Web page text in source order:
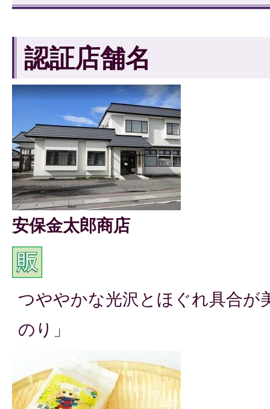
認証店舗名
安保金太郎商店
つややかな光沢とほぐれ具合が
のり」